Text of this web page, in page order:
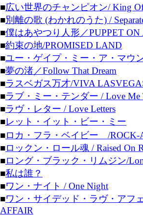
■広い世界のチャンピオン/ King
■別離の歌 (わかれのうた) /
■僕はあやつり人形／PUPPET ON
■約束の地/PROMISED LAND
■ユー・ゲイプ・ミー・ア・マウ
■夢の渚／Follow That Dream
■ラスベガス万才/VIVA
■ラブ・ミー・テンダー / Love Me
■ラヴ・レター / Love Letters
■レット・イット・ビー・ミー
■ロカ・フラ・ベイビー /
■ロックン・ロール魂 / Raised On
■ロング・ブラック・リムジン/
■私は誰？
■ワン・ナイト / One Night
■ワン・サイデッド・ラヴ・アフ
AFFAIR